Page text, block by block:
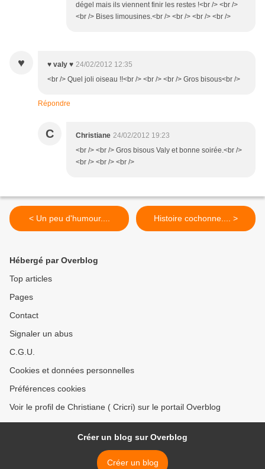
dégel mais ils viennent finir les restes !<br /> <br />
<br /> Bises limousines.<br /> <br /> <br /> <br />
♥ ♥ valy ♥ 24/02/2012 12:35
<br /> Quel joli oiseau !!<br /> <br /> <br /> Gros bisous<br />
Répondre
C Christiane 24/02/2012 19:23
<br /> <br /> Gros bisous Valy et bonne soirée.<br />
<br /> <br /> <br />
< Un peu d'humour.... Histoire cochonne.... >
Hébergé par Overblog
Top articles
Pages
Contact
Signaler un abus
C.G.U.
Cookies et données personnelles
Préférences cookies
Voir le profil de Christiane ( Cricri) sur le portail Overblog
Créer un blog sur Overblog
Créer un blog